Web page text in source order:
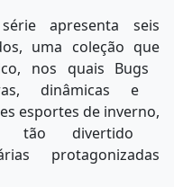
apresenta seis
uma coleção que
nos quais Bugs
dinâmicas e
esportes de inverno,
tão divertido
protagonizadas